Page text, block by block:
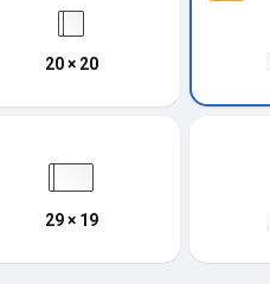
20 × 20
29 × 19